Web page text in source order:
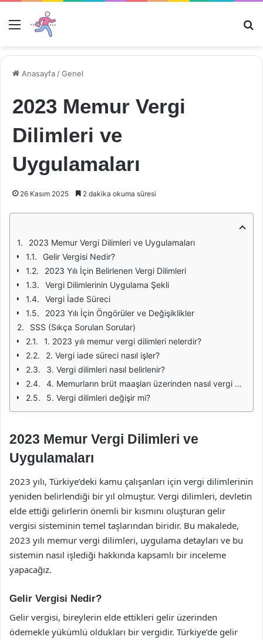
Menü
Anasayfa /Genel
2023 Memur Vergi
Dilimleri ve
Uygulamaları
26 Kasım 2025 2 dakika okuma süresi
2023 Memur Vergi Dilimleri ve Uygulamaları
Gelir Vergisi Nedir?
2023 Yılı İçin Belirlenen Vergi Dilimleri
Vergi Dilimlerinin Uygulama Şekli
Vergi İade Süreci
2023 Yılı İçin Öngörüler ve Değişiklikler
SSS (Sıkça Sorulan Sorular)
1. 2023 yılı memur vergi dilimleri nelerdir?
2. Vergi iade süreci nasıl işler?
3. Vergi dilimleri nasıl belirlenir?
4. Memurların brüt maaşları üzerinden nasıl vergi hesaplanır?
5. Vergi dilimleri değişir mi?
2023 Memur Vergi Dilimleri ve
Uygulamaları
2023 yılı, Türkiye’deki kamu çalışanları için vergi dilimlerinin
yeniden belirlendiği bir yıl olmuştur. Vergi dilimleri, devletin
elde ettiği gelirlerin önemli bir kısmını oluşturan gelir
vergisi sisteminin temel taşlarından biridir. Bu makalede,
2023 yılı memur vergi dilimleri, uygulama detayları ve bu
sistemin nasıl işlediği hakkında kapsamlı bir inceleme
yapacağız.
Gelir Vergisi Nedir?
Gelir vergisi, bireylerin elde ettikleri gelir üzerinden
ödemekle yükümlü oldukları bir vergidir. Türkiye’de gelir